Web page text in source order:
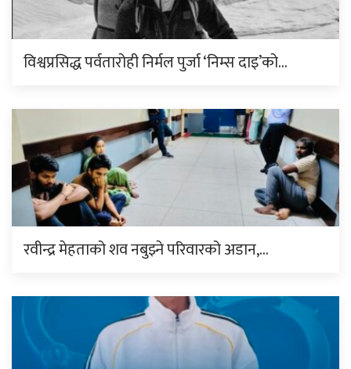
विश्वप्रसिद्ध पर्वतारोही निर्मल पुर्जा ‘निम्स दाइ’को…
रवीन्द्र मेहताको शव नबुझ्ने परिवारको अडान,…